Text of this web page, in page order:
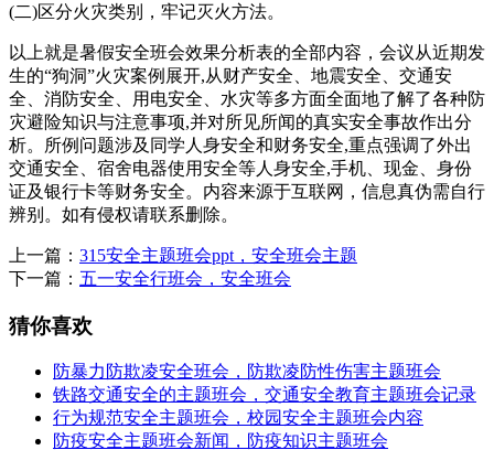
(二)区分火灾类别，牢记灭火方法。
以上就是暑假安全班会效果分析表的全部内容，会议从近期发
生的“狗洞”火灾案例展开,从财产安全、地震安全、交通安
全、消防安全、用电安全、水灾等多方面全面地了解了各种防
灾避险知识与注意事项,并对所见所闻的真实安全事故作出分
析。所例问题涉及同学人身安全和财务安全,重点强调了外出
交通安全、宿舍电器使用安全等人身安全,手机、现金、身份
证及银行卡等财务安全。内容来源于互联网，信息真伪需自行
辨别。如有侵权请联系删除。
上一篇： 315安全主题班会ppt，安全班会主题
下一篇： 五一安全行班会，安全班会
猜你喜欢
防暴力防欺凌安全班会，防欺凌防性伤害主题班会
铁路交通安全的主题班会，交通安全教育主题班会记录
行为规范安全主题班会，校园安全主题班会内容
防疫安全主题班会新闻，防疫知识主题班会